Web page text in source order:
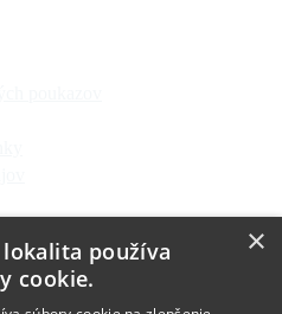
×
používa
cookie.